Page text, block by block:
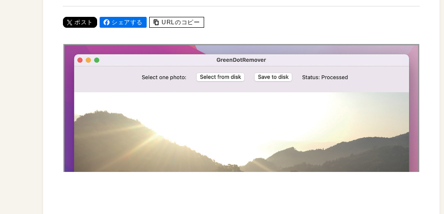
ポスト シェアする URLのコピー